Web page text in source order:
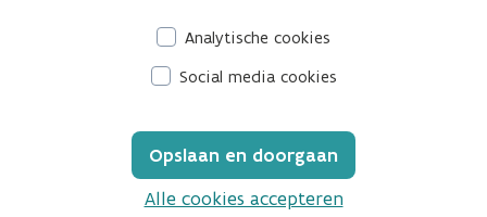
Analytische cookies
Social media cookies
Opslaan en doorgaan
Alle cookies accepteren